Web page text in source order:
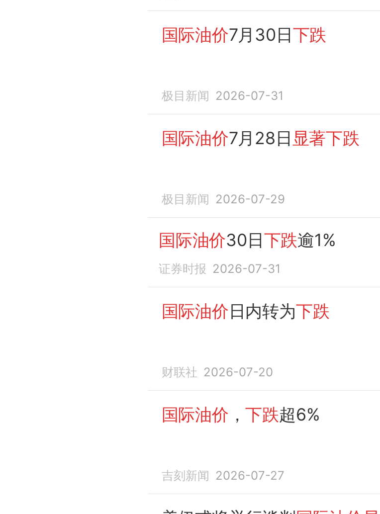
国际油价7月30日下跌
极目新闻 2026-07-31
国际油价7月28日 显著下跌
极目新闻 2026-07-29
国际油价30日下跌逾1%
证券时报 2026-07-31
国际油价日内转为下跌
财联社 2026-07-20
国际油价 ，下跌超6%
吉刻新闻 2026-07-27